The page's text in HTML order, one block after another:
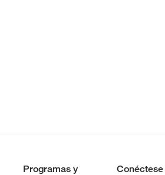
Programas y
Conéctese